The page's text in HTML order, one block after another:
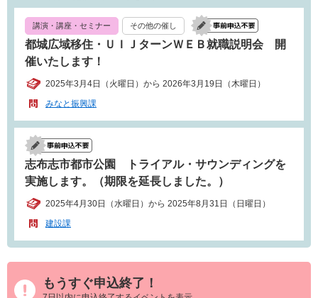
講演・講座・セミナー その他の催し
都城広域移住・ＵＩＪターンＷＥＢ就職説明会 開
催いたします！
2025年3月4日（火曜日）から 2026年3月19日（木曜日）
みなと振興課
志布志市都市公園 トライアル・サウンディングを
実施します。（期限を延長しました。）
2025年4月30日（水曜日）から 2025年8月31日（日曜日）
建設課
もうすぐ申込終了！